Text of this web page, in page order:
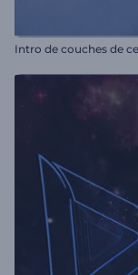
Intro de couches de